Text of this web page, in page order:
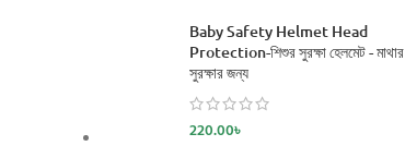
Baby Safety Helmet Head
Protection-শিশুর সুরক্ষা হেলমেট - মাথার
সুরক্ষার জন্য
220.00৳